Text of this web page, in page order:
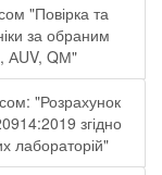
"Повірка та
за обраним
АUV, QМ"
"Розрахунок
згідно
лабораторій"